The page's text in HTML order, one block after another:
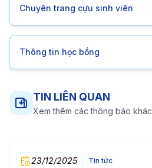
Chuyên trang cựu sinh viên
Thông tin học bổng
TIN LIÊN QUAN
Xem thêm các thông báo khác
23/12/2025 Tin tức